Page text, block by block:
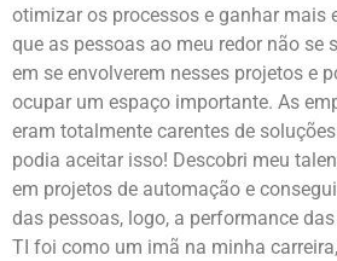
otimizar os processos e ganhar mais
que as pessoas ao meu redor não se
em se envolverem nesses projetos e
ocupar um espaço importante. As
eram totalmente carentes de
podia aceitar isso! Descobri meu
em projetos de automação e
das pessoas, logo, a performance
TI foi como um imã na minha